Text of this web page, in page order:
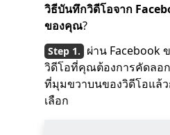
วิธีบันทึกวิดีโอจาก
ของคุณ?
ผ่าน Facebook
วิดีโอที่คุณต้องการคัดลอ
ที่มุมขวาบนของวิดีโอแล้
เลือก